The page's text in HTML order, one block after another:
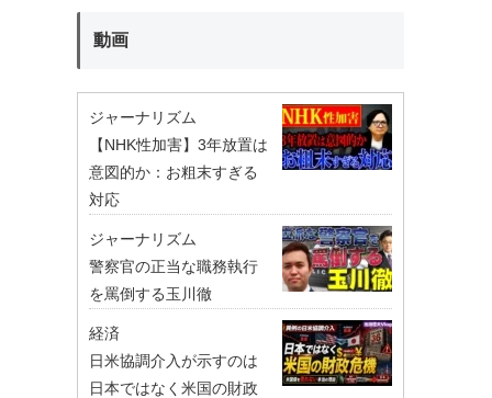
動画
ジャーナリズム
【NHK性加害】3年放置は
意図的か：お粗末すぎる
対応
ジャーナリズム
警察官の正当な職務執行
を罵倒する玉川徹
経済
日米協調介入が示すのは
日本ではなく米国の財政